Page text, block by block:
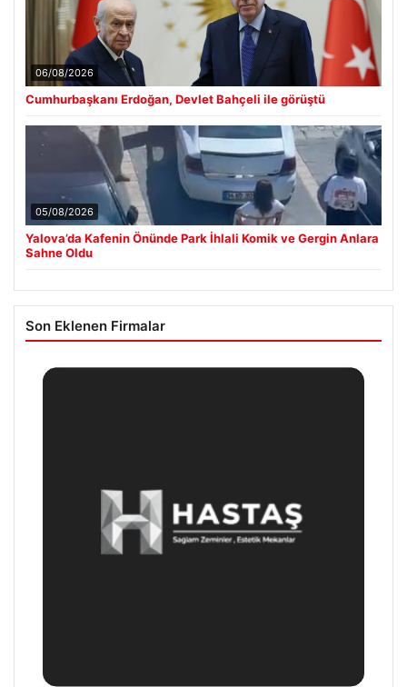
06/08/2026
Cumhurbaşkanı Erdoğan, Devlet Bahçeli ile görüştü
05/08/2026
Yalova’da Kafenin Önünde Park İhlali Komik ve Gergin Anlara
Sahne Oldu
Son Eklenen Firmalar